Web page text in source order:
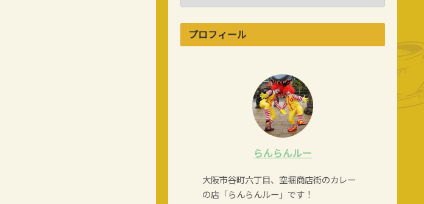
プロフィール
らんらんルー
大阪市谷町六丁目、空堀商店街のカレー
の店「らんらんルー」です！